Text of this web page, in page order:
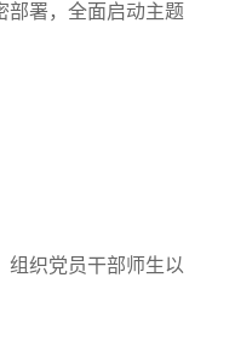
部署，全面启动主题
织党员干部师生以